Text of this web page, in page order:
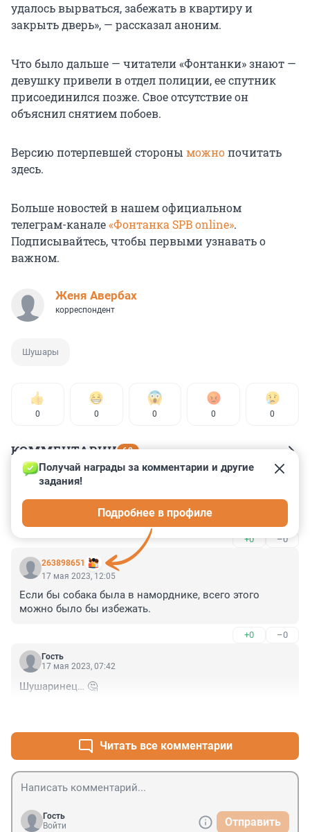
удалось вырваться, забежать в квартиру и
закрыть дверь», — рассказал аноним.
Что было дальше — читатели «Фонтанки» знают —
девушку привели в отдел полиции, ее спутник
присоединился позже. Свое отсутствие он
объяснил снятием побоев.
Версию потерпевшей стороны можнопочитать
здесь.
Больше новостей в нашем официальном
телеграм-канале«Фонтанка SPB online».
Подписывайтесь, чтобы первыми узнавать о
важном.
Женя Авербах
корреспондент
Шушары
0 0 0 0 0
КОММЕНТАРИИ 62
Гость
Правильно - шушарианец!
+0 –0
263898651
Получай награды за комментарии и другие
задания!
Подробнее в профиле
17 мая 2023, 12:05
Если бы собака была в наморднике, всего этого
можно было бы избежать.
+0 –0
Гость
17 мая 2023, 07:42
Шушаринец… 🤔
Читать все комментарии
Гость
Войти
Отправить